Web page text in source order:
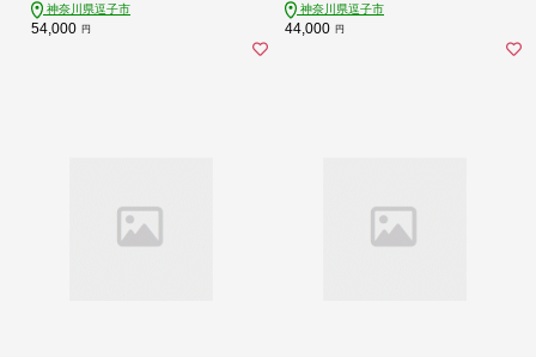
神奈川県逗子市
54,000 円
神奈川県逗子市
44,000 円